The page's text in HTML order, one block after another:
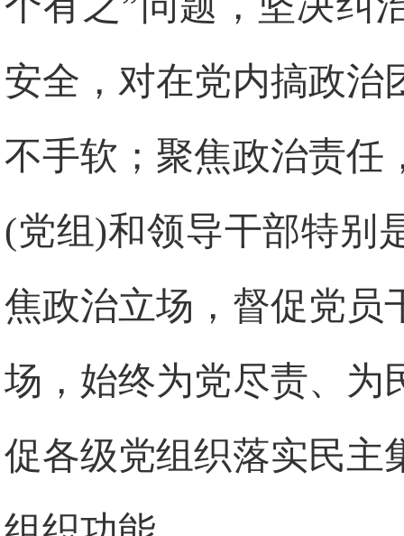
安全，对在党内搞政治
不手软；聚焦政治责任
(党组)和领导干部特别
焦政治立场，督促党员
场，始终为党尽责、为
促各级党组织落实民主